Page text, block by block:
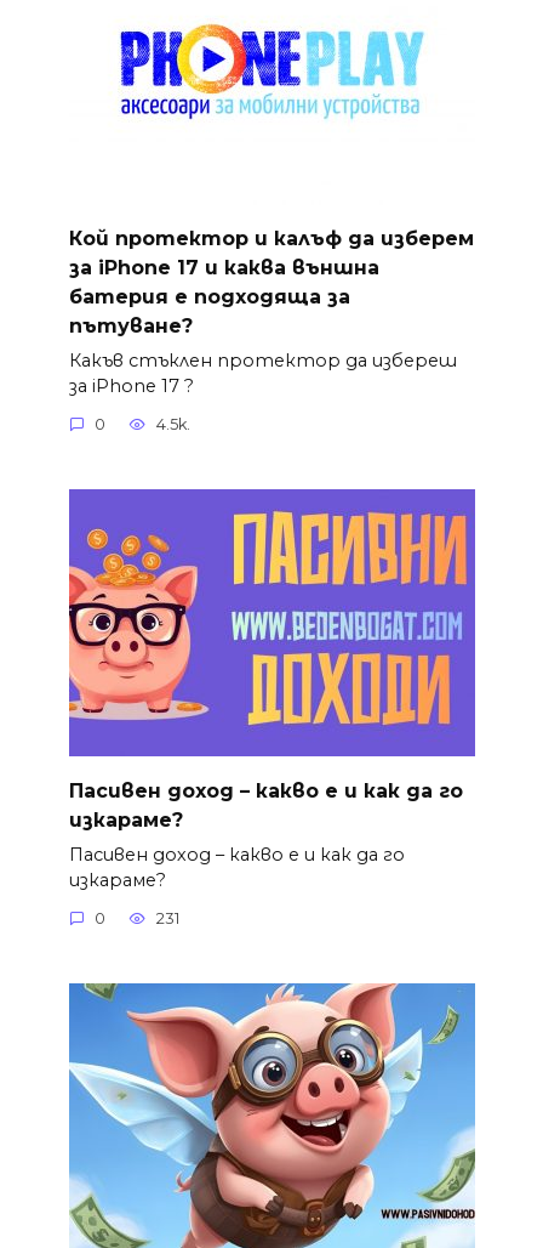
Кой протектор и калъф да изберем
за iPhone 17 и каква външна
батерия е подходяща за
пътуване?
Какъв стъклен протектор да избереш
за iPhone 17 ?
0 4.5k.
Пасивен доход – какво е и как да го
изкараме?
Пасивен доход – какво е и как да го
изкараме?
0 231